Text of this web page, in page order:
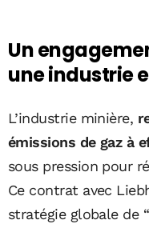
Un
une industrie
L’industrie minière,
émissions de gaz à
sous pression pour
Ce contrat avec
stratégie globale de